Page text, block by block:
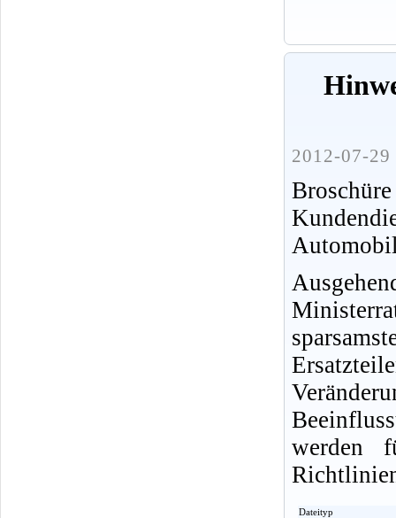
2012-07-29
werden
Dateityp